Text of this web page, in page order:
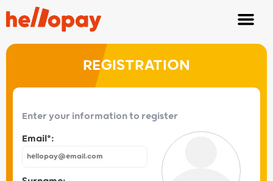
REGISTRATION
Enter your information to register
Email°: